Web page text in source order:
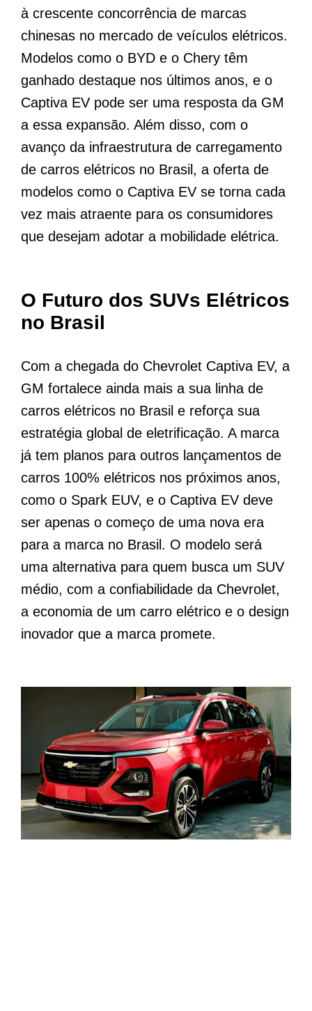
à crescente concorrência de marcas
chinesas no mercado de veículos elétricos.
Modelos como o BYD e o Chery têm
ganhado destaque nos últimos anos, e o
Captiva EV pode ser uma resposta da GM
a essa expansão. Além disso, com o
avanço da infraestrutura de carregamento
de carros elétricos no Brasil, a oferta de
modelos como o Captiva EV se torna cada
vez mais atraente para os consumidores
que desejam adotar a mobilidade elétrica.
O Futuro dos SUVs Elétricos
no Brasil
Com a chegada do Chevrolet Captiva EV, a
GM fortalece ainda mais a sua linha de
carros elétricos no Brasil e reforça sua
estratégia global de eletrificação. A marca
já tem planos para outros lançamentos de
carros 100% elétricos nos próximos anos,
como o Spark EUV, e o Captiva EV deve
ser apenas o começo de uma nova era
para a marca no Brasil. O modelo será
uma alternativa para quem busca um SUV
médio, com a confiabilidade da Chevrolet,
a economia de um carro elétrico e o design
inovador que a marca promete.